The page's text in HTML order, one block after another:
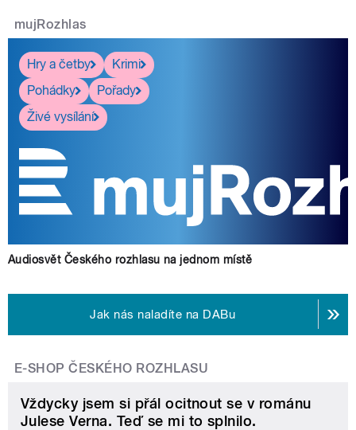
mujRozhlas
Hry a četby
Krimi
Pohádky
Pořady
Živé vysílání
Audiosvět Českého rozhlasu na jednom místě
Jak nás naladíte na DABu
E-SHOP ČESKÉHO ROZHLASU
Vždycky jsem si přál ocitnout se v románu
Julese Verna. Teď se mi to splnilo.